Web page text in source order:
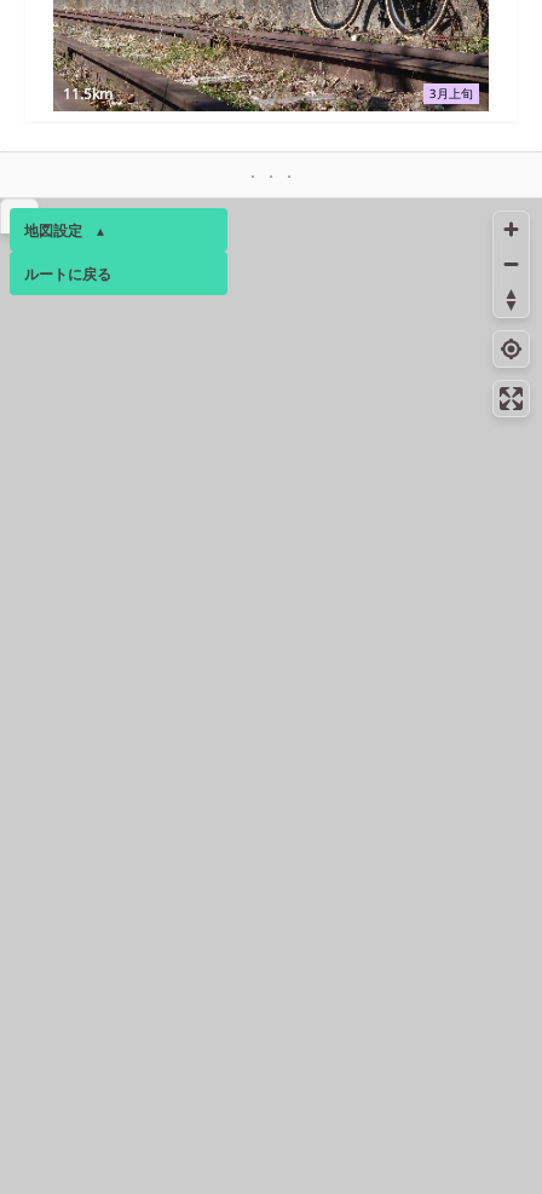
3月上旬
11.5km
地図設定 ▴
ベース ▴
ルートに戻る